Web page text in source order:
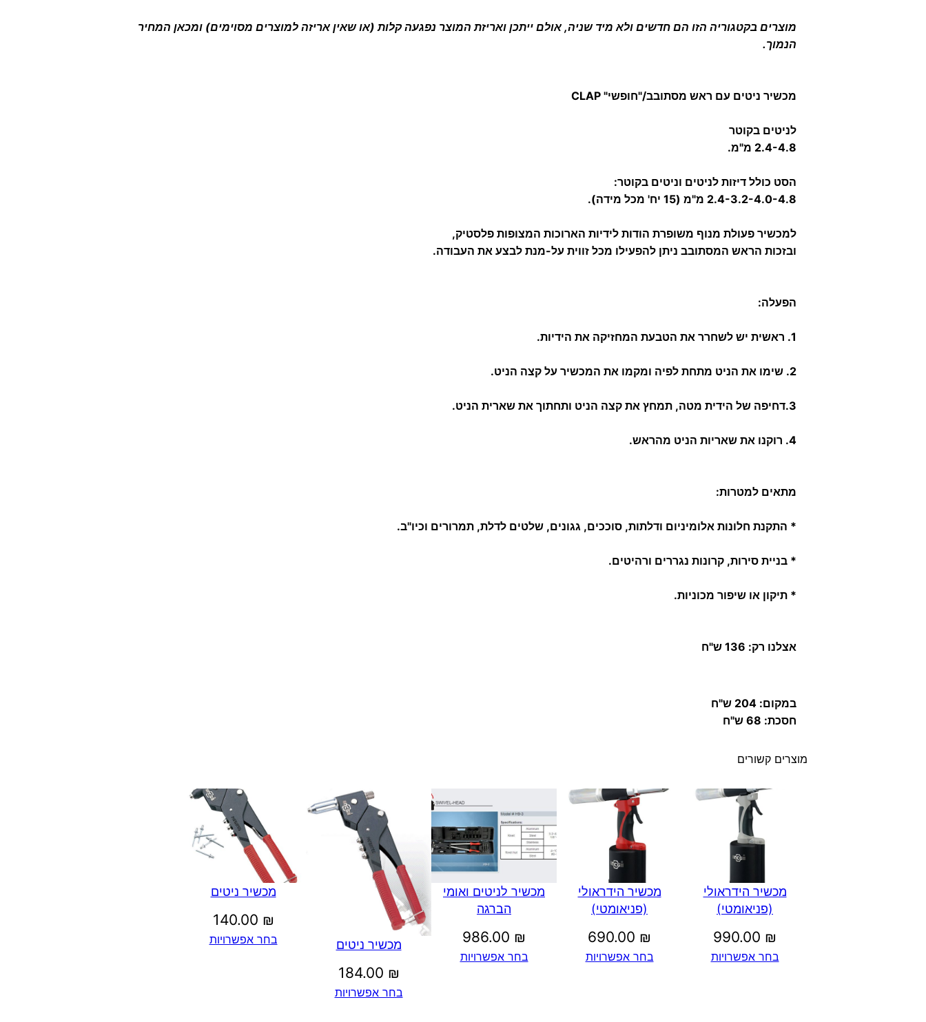
מוצרים בקטגוריה הזו הם חדשים ולא מיד שניה, אולם ייתכן ואריזת המוצר נפגעה קלות (או שאין אריזה למוצרים מסוימים) ומכאן המחיר
הנמוך.
מכשיר ניטים עם ראש מסתובב/"חופשי" CLAP
לניטים בקוטר
2.4-4.8 מ"מ.
הסט כולל דיזות לניטים וניטים בקוטר:
2.4-3.2-4.0-4.8 מ"מ (15 יח' מכל מידה).
למכשיר פעולת מנוף משופרת הודות לידיות הארוכות המצופות פלסטיק,
ובזכות הראש המסתובב ניתן להפעילו מכל זווית על-מנת לבצע את העבודה.
הפעלה:
1. ראשית יש לשחרר את הטבעת המחזיקה את הידיות.
2. שימו את הניט מתחת לפיה ומקמו את המכשיר על קצה הניט.
3.דחיפה של הידית מטה, תמחץ את קצה הניט ותחתוך את שארית הניט.
4. רוקנו את שאריות הניט מהראש.
מתאים למטרות:
* התקנת חלונות אלומיניום ודלתות, סוככים, גגונים, שלטים לדלת, תמרורים וכיו"ב.
* בניית סירות, קרונות נגררים ורהיטים.
* תיקון או שיפור מכוניות.
אצלנו רק: 136 ש"ח
במקום: 204 ש"ח
חסכת: 68 ש"ח
מוצרים קשורים
מכשיר הידראולי
(פניאומטי)
990.00 ₪
בחר אפשרויות
מכשיר הידראולי
(פניאומטי)
690.00 ₪
בחר אפשרויות
מכשיר לניטים ואומי
הברגה
986.00 ₪
בחר אפשרויות
מכשיר ניטים
184.00 ₪
בחר אפשרויות
מכשיר ניטים
140.00 ₪
בחר אפשרויות